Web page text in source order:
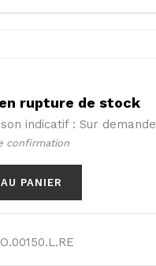
rupture de stock
indicatif : Sur demande
confirmation
PANIER